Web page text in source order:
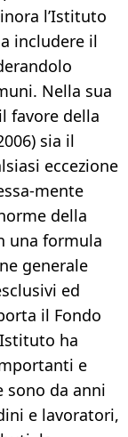
l’Istituto
includere il
Nella sua
favore della
sia il
eccezione
mente
della
una formula
generale
ed
il Fondo
ha
e
sono da anni
e lavoratori,